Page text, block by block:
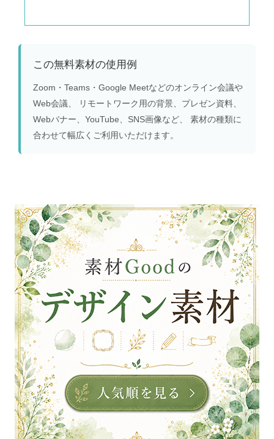
この無料素材の使用例
Zoom・Teams・Google Meetなどのオンライン会議や
Web会議、 リモートワーク用の背景、プレゼン資料、
Webバナー、YouTube、SNS画像など、 素材の種類に
合わせて幅広くご利用いただけます。